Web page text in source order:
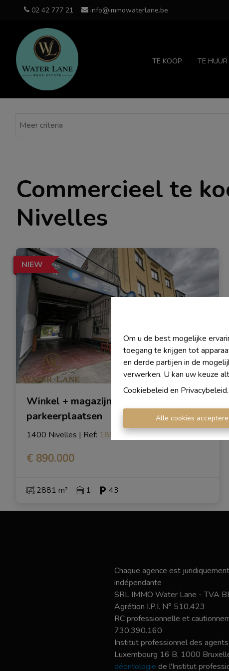
Om u de best mogelijke
toegang te krijgen tot
en derde partijen in de
verwerken. U kan uw keuze
Cookiebeleid en Privacybeleid.
Alle cookies
02 42 777 21 info@immowaterlane.be
TE KOOP TE HUUR
Commercieel te
Nivelles
NIEW
Winkel + magazijn met 43
parkeerplaatsen
1400 Nivelles | Ref: 1894
€ 890.000
2881 m² 1 43
Chaque agence est
indépendante
SRL IMMO Water Lane - TVA
Agrétion I.P.I. N° 510.423
RC professionnelle et
730.390.160
Institut professionnel des
Luxembourg 16 B, 1000
déontologie de l'Institut